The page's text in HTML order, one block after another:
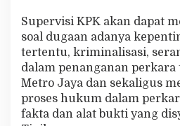
Supervisi KPK akan dapat
soal dugaan adanya
tertentu, kriminalisasi,
dalam penanganan perkara
Metro Jaya dan sekaligus
proses hukum dalam
fakta dan alat bukti yang